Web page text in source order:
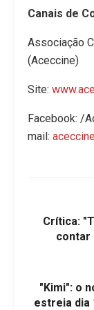
Canais de
Associação
(Aceccine)
Site:
Facebook: /
mail:
Crítica:
contar
"Kimi": o
estreia dia